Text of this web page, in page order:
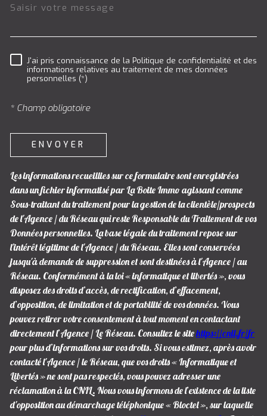
RÈGLEMENTATION
J'ai pris connaissance de la Politique de confidentialité et des
informations relatives au traitement de mes données
personnelles (*)
* Champ obligatoire
ENVOYER
Les informations recueillies sur ce formulaire sont enregistrées
dans un fichier informatisé par La Boite Immo agissant comme
Sous-traitant du traitement pour la gestion de la clientèle/prospects
de l'Agence / du Réseau qui reste Responsable du Traitement de vos
Données personnelles. La base légale du traitement repose sur
l'intérêt légitime de l'Agence / du Réseau. Elles sont conservées
jusqu'à demande de suppression et sont destinées à l'Agence / au
Réseau. Conformément à la loi « informatique et libertés », vous
disposez des droits d’accès, de rectification, d’effacement,
d’opposition, de limitation et de portabilité de vos données. Vous
pouvez retirer votre consentement à tout moment en contactant
directement l’Agence / Le Réseau. Consultez le sitehttps://cnil.fr/fr
pour plus d’informations sur vos droits. Si vous estimez, après avoir
contacté l'Agence / le Réseau, que vos droits « Informatique et
Libertés » ne sont pas respectés, vous pouvez adresser une
réclamation à la CNIL. Nous vous informons de l’existence de la liste
d'opposition au démarchage téléphonique « Bloctel », sur laquelle